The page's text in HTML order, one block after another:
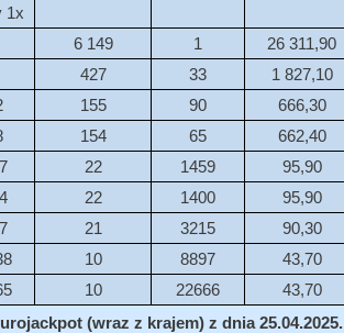
1x
6 149 1
26 311,90
427 33
1 827,10
155 90
666,30
154 65
662,40
22 1459
95,90
22 1400
95,90
21 3215
90,30
10 8897
43,70
10 22666
43,70
(wraz z krajem) z dnia 25.04.2025.